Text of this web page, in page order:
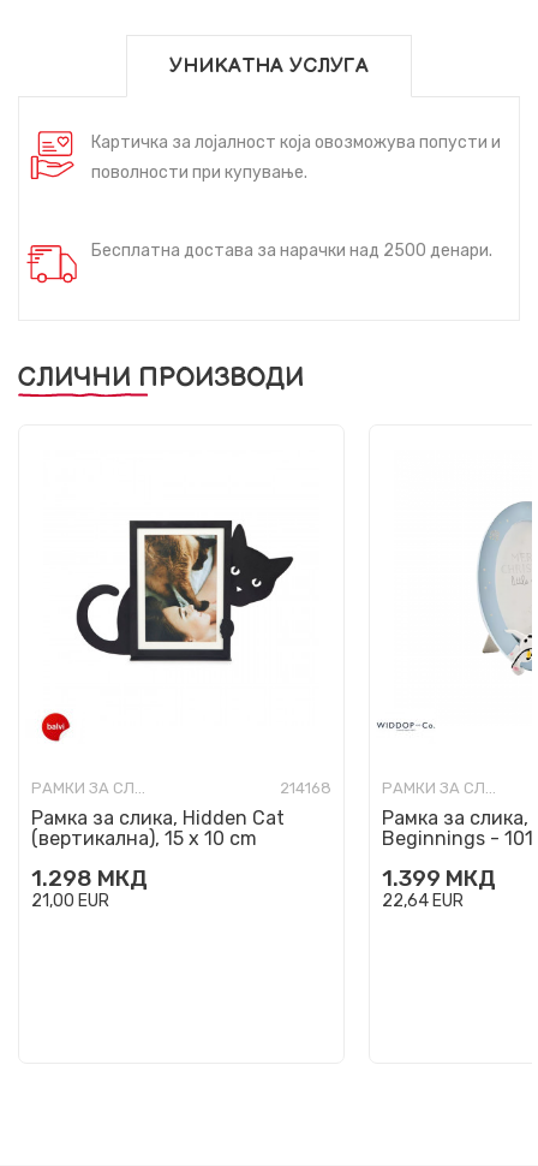
УНИКАТНА УСЛУГА
Картичка за лојалност која овозможува попусти и
поволности при купување.
Бесплатна достава за нарачки над 2500 денари.
СЛИЧНИ ПРОИЗВОДИ
РАМКИ ЗА СЛИКИ 214168
Рамка за слика, Hidden Cat
(вертикална), 15 x 10 cm
1.298 МКД
21,00 EUR
РАМКИ ЗА СЛИКИ
Рамка за слика,
Beginnings -
1.399 МКД
22,64EUR